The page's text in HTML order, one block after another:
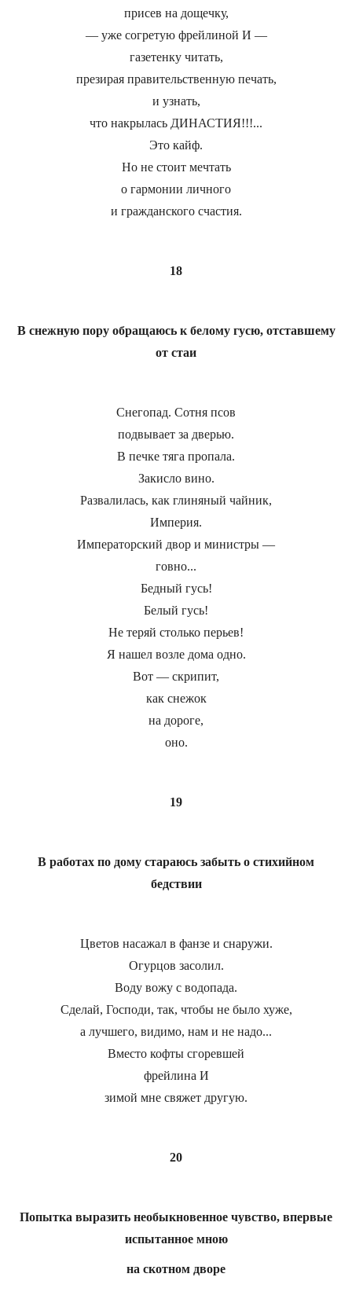
присев на дощечку,
— уже согретую фрейлиной И —
газетенку читать,
презирая правительственную печать,
и узнать,
что накрылась ДИНАСТИЯ!!!...
Это кайф.
Но не стоит мечтать
о гармонии личного
и гражданского счастия.
18
В снежную пору обращаюсь к белому гусю, отставшему
от стаи
Снегопад. Сотня псов
подвывает за дверью.
В печке тяга пропала.
Закисло вино.
Развалилась, как глиняный чайник,
Империя.
Императорский двор и министры —
говно...
Бедный гусь!
Белый гусь!
Не теряй столько перьев!
Я нашел возле дома одно.
Вот — скрипит,
как снежок
на дороге,
оно.
19
В работах по дому стараюсь забыть о стихийном
бедствии
Цветов насажал в фанзе и снаружи.
Огурцов засолил.
Воду вожу с водопада.
Сделай, Господи, так, чтобы не было хуже,
а лучшего, видимо, нам и не надо...
Вместо кофты сгоревшей
фрейлина И
зимой мне свяжет другую.
20
Попытка выразить необыкновенное чувство, впервые
испытанное мною
на скотном дворе